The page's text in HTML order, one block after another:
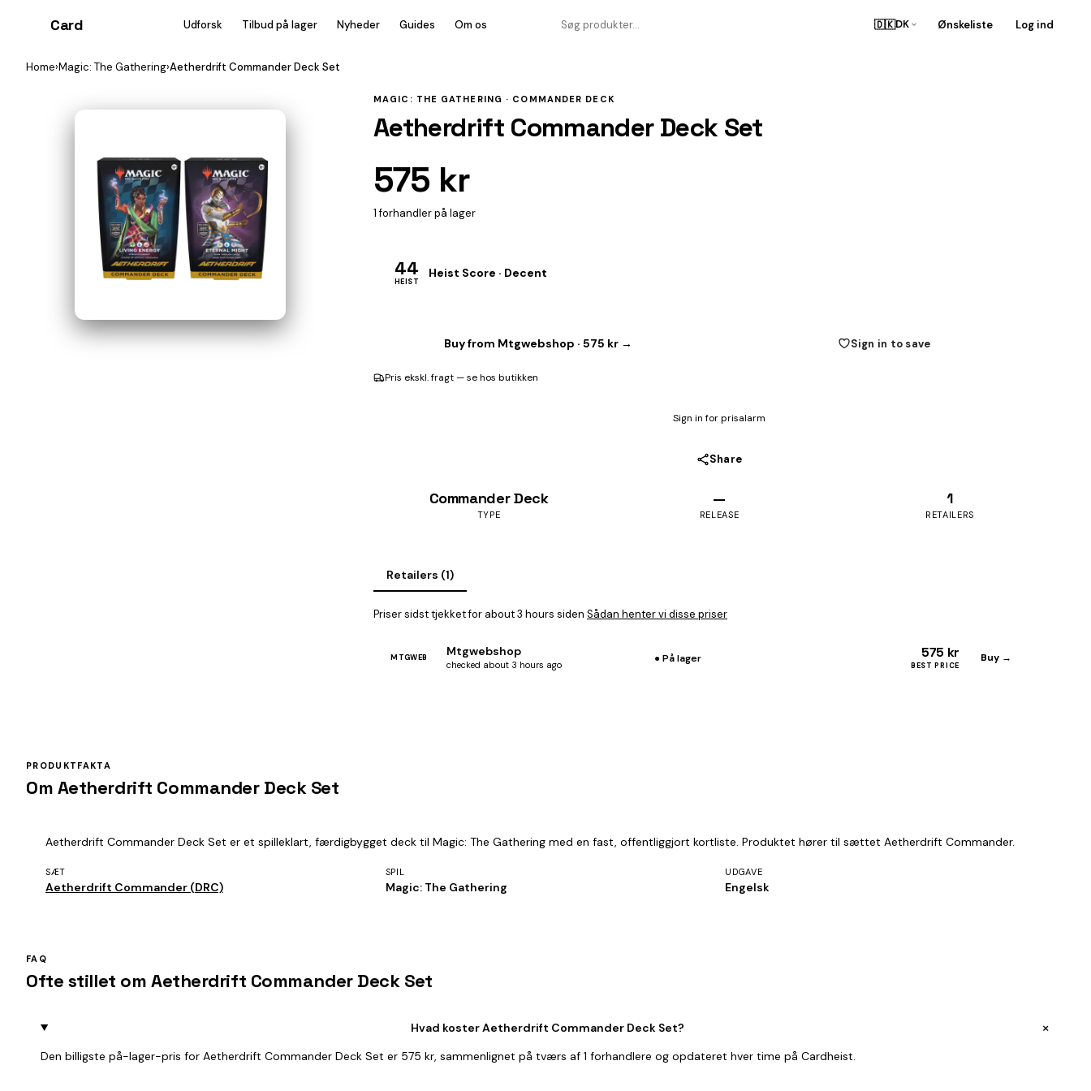
Card Udforsk Tilbud på lager Nyheder Guides Om os 🇩🇰DK Ønskeliste Log ind
Home›Magic: The Gathering›Aetherdrift Commander Deck Set
MAGIC: THE GATHERING · COMMANDER DECK
Aetherdrift Commander Deck Set
575 kr
1 forhandler på lager
44
HEIST
Heist Score · Decent
Buy from Mtgwebshop · 575 kr → Sign in to save
Pris ekskl. fragt — se hos butikken
Sign in for prisalarm
Share
Commander Deck
TYPE
—
RELEASE
1
RETAILERS
Retailers (1)
Priser sidst tjekket for about 3 hours siden Sådan henter vi disse priser
MTGWEB Mtgwebshop
checked about 3 hours ago ● På lager 575 kr
BEST PRICE
Buy →
PRODUKTFAKTA
Om Aetherdrift Commander Deck Set
Aetherdrift Commander Deck Set er et spilleklart, færdigbygget deck til Magic: The Gathering med en fast, offentliggjort kortliste. Produktet hører til sættet Aetherdrift Commander.
SÆT
Aetherdrift Commander (DRC)
SPIL
Magic: The Gathering
UDGAVE
Engelsk
FAQ
Ofte stillet om Aetherdrift Commander Deck Set
Hvad koster Aetherdrift Commander Deck Set? +
Den billigste på-lager-pris for Aetherdrift Commander Deck Set er 575 kr, sammenlignet på tværs af 1 forhandlere og opdateret hver time på Cardheist.